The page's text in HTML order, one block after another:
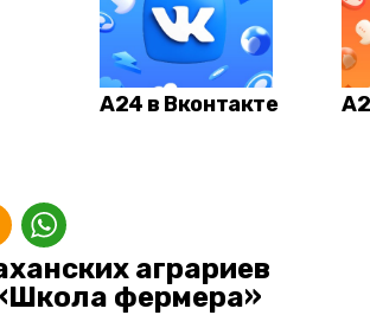
А24 в Вконтакте
аграриев
фермера»